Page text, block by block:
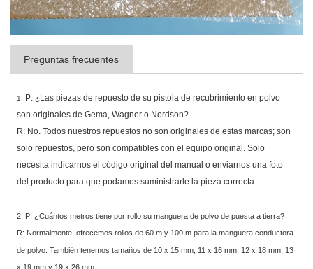
Preguntas frecuentes
1.
P: ¿Las piezas de repuesto de su pistola de recubrimiento en polvo
son originales de Gema, Wagner o Nordson?
R: No. Todos nuestros repuestos no son originales de estas marcas; son
solo repuestos, pero son compatibles con el equipo original. Solo
necesita indicarnos el código original del manual o enviarnos una foto
del producto para que podamos suministrarle la pieza correcta.
2. P: ¿Cuántos metros tiene por rollo su manguera de polvo de puesta a tierra?
R: Normalmente, ofrecemos rollos de 60 m y 100 m para la manguera conductora
de polvo. También tenemos tamaños de 10 x 15 mm, 11 x 16 mm, 12 x 18 mm, 13
x 19 mm y 19 x 26 mm.